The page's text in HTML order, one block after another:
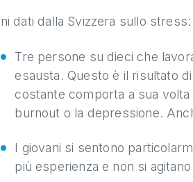
dati dalla Svizzera sullo stress:
Tre persone su dieci che
esausta. Questo è il risultato
costante comporta a sua
burnout o la depressione.
I giovani si sentono
più esperienza e non si